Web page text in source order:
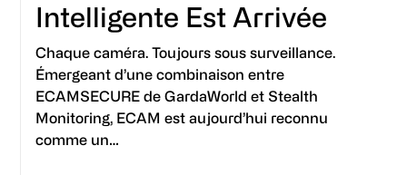
Intelligente Est Arrivée
Chaque caméra. Toujours sous surveillance.
Émergeant d’une combinaison entre
ECAMSECURE de GardaWorld et Stealth
Monitoring, ECAM est aujourd’hui reconnu
comme un…